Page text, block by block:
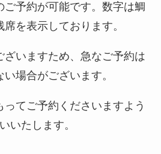
ご予約が可能です。数字は鯛
を表示しております。
ざいますため、急なご予約は
場合がございます。
てご予約くださいますよう
いたします。